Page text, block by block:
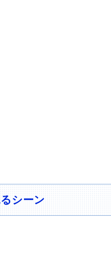
シーン